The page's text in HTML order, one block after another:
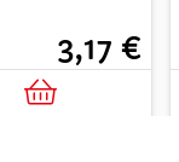
3,17 €